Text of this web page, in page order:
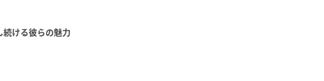
続ける彼らの魅力